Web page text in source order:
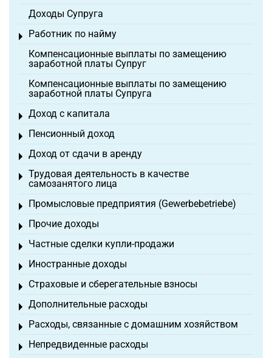
Доходы Супруга
Работник по найму
Toggle menu
Компенсационные выплаты по замещению
заработной платы Супруг
Компенсационные выплаты по замещению
заработной платы Супруга
Доход с капитала
Toggle menu
Пенсионный доход
Toggle menu
Доход от сдачи в аренду
Toggle menu
Трудовая деятельность в качестве
самозанятого лица
Toggle menu
Промысловые предприятия (Gewerbebetriebe)
Toggle menu
Прочие доходы
Toggle menu
Частные сделки купли-продажи
Toggle menu
Иностранные доходы
Toggle menu
Страховые и сберегательные взносы
Toggle menu
Дополнительные расходы
Toggle menu
Расходы, связанные с домашним хозяйством
Toggle menu
Непредвиденные расходы
Toggle menu